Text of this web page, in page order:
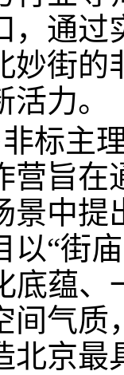
，通
妙街的
力。
标主
营旨
景中提
以“街
底蕴
间气
北京